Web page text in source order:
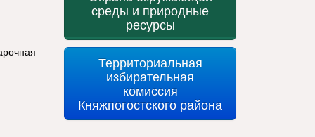
среды и природные
ресурсы
Территориальная
избирательная
комиссия
Княжпогостского района